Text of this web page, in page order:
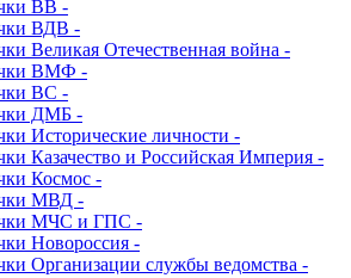
ВВ -
ВДВ -
Великая Отечественная война -
ВМФ -
ВС -
ДМБ -
Исторические личности -
Казачество и Российская Империя -
Космос -
МВД -
МЧС и ГПС -
Новороссия -
Организации службы ведомства -